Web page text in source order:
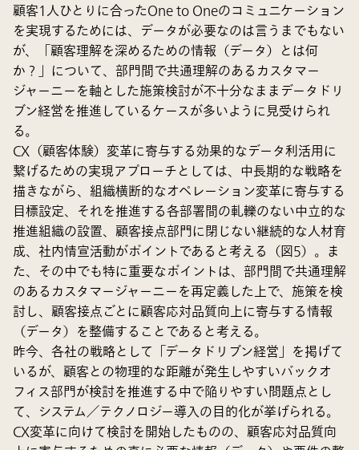
顧客1人ひとりに合ったOne to Oneのコミュニケーション
を実現するためには、データが必要なのは言うまでもない
が、「顧客理解を深めるための情報（データ）とは何
か？」について、部門間で共通理解のあるカスタマー
ジャーニーを軸とした施策検討が不十分なままデータドリ
ブン経営を推進しているケースが多いように見受けられ
る。
CX（顧客体験）変革に寄与する効果的なデータ利活用に
繋げるための実現アプローチとしては、中長期的な戦略を
描きながら、組織横断的なオペレーション変革に寄与する
目標設定、それを推進する各部署間の軋轢のない中立的な
推進組織の設置、顧客接点部門に閉じない継続的な人材育
成、社内情宣活動がポイントであると考える（図5）。ま
た、その中でも特に重要なポイントは、部門間で共通理解
のあるカスタマージャーニーを再定義した上で、施策を検
討し、顧客接点ごとに顧客応対品質向上に寄与する情報
（データ）を整備することであると考える。
昨今、各社の戦略として「データドリブン経営」を掲げて
いるが、顧客との物理的な距離が発生しやすいバックオ
フィス部門が検討を推進する中で陥りやすい問題点とし
て、システム／テクノロジー導入の目的化が挙げられる。
CX変革に向けて検討を開始したものの、顧客応対品質向